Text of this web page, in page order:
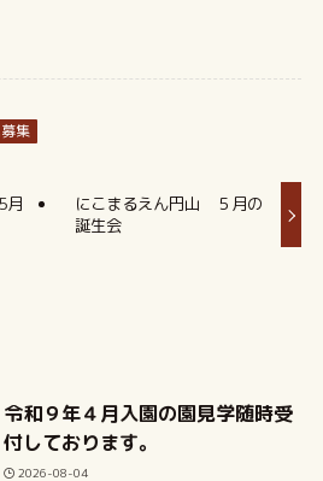
集
月
にこまるえん円山 ５月の
誕生会
令和９年４月入園の園見学随時受
付しております。
2026-08-04